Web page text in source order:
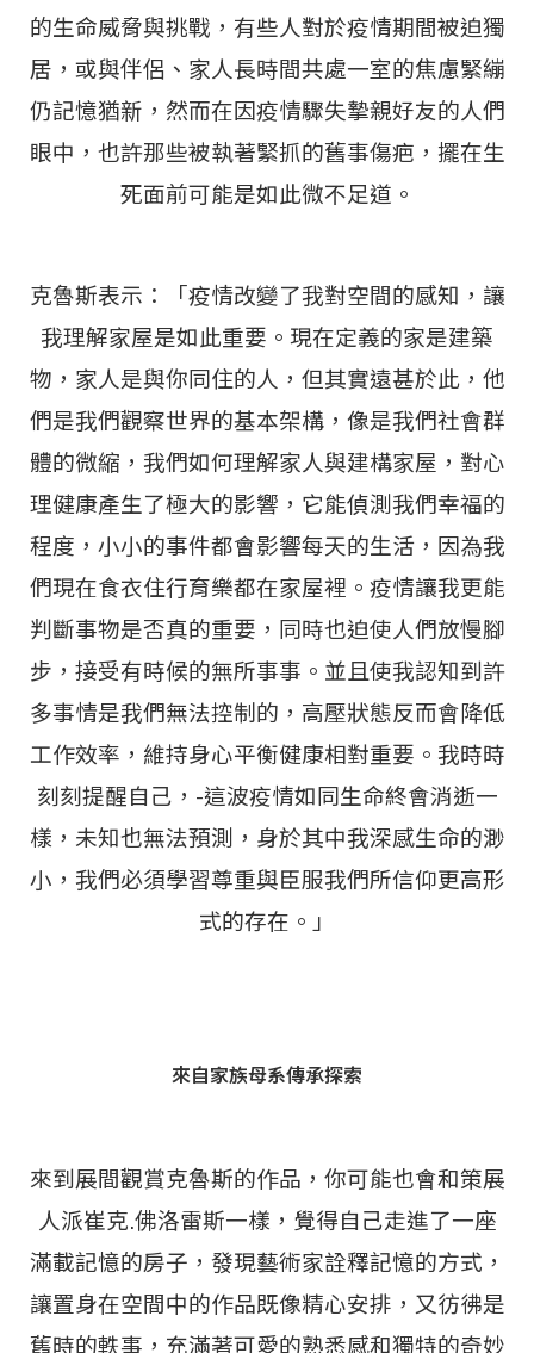
的生命威脅與挑戰，有些人對於疫情期間被迫獨
居，或與伴侶、家人長時間共處一室的焦慮緊繃
仍記憶猶新，然而在因疫情驟失摯親好友的人們
眼中，也許那些被執著緊抓的舊事傷疤，擺在生
死面前可能是如此微不足道。
克魯斯表示：「疫情改變了我對空間的感知，讓
我理解家屋是如此重要。現在定義的家是建築
物，家人是與你同住的人，但其實遠甚於此，他
們是我們觀察世界的基本架構，像是我們社會群
體的微縮，我們如何理解家人與建構家屋，對心
理健康產生了極大的影響，它能偵測我們幸福的
程度，小小的事件都會影響每天的生活，因為我
們現在食衣住行育樂都在家屋裡。疫情讓我更能
判斷事物是否真的重要，同時也迫使人們放慢腳
步，接受有時候的無所事事。並且使我認知到許
多事情是我們無法控制的，高壓狀態反而會降低
工作效率，維持身心平衡健康相對重要。我時時
刻刻提醒自己，-這波疫情如同生命終會消逝一
樣，未知也無法預測，身於其中我深感生命的渺
小，我們必須學習尊重與臣服我們所信仰更高形
式的存在。」
來自家族母系傳承探索
來到展間觀賞克魯斯的作品，你可能也會和策展
人派崔克.佛洛雷斯一樣，覺得自己走進了一座
滿載記憶的房子，發現藝術家詮釋記憶的方式，
讓置身在空間中的作品既像精心安排，又彷彿是
舊時的軼事，充滿著可愛的熟悉感和獨特的奇妙